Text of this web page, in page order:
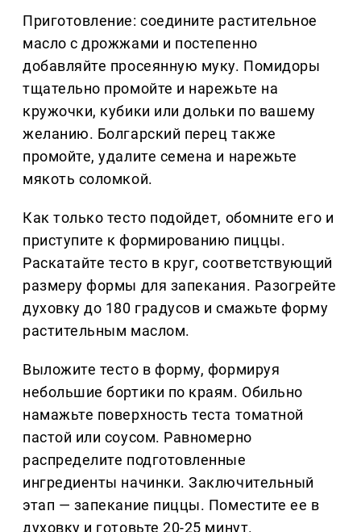
Приготовление: соедините растительное
масло с дрожжами и постепенно
добавляйте просеянную муку. Помидоры
тщательно промойте и нарежьте на
кружочки, кубики или дольки по вашему
желанию. Болгарский перец также
промойте, удалите семена и нарежьте
мякоть соломкой.
Как только тесто подойдет, обомните его и
приступите к формированию пиццы.
Раскатайте тесто в круг, соответствующий
размеру формы для запекания. Разогрейте
духовку до 180 градусов и смажьте форму
растительным маслом.
Выложите тесто в форму, формируя
небольшие бортики по краям. Обильно
намажьте поверхность теста томатной
пастой или соусом. Равномерно
распределите подготовленные
ингредиенты начинки. Заключительный
этап — запекание пиццы. Поместите ее в
духовку и готовьте 20-25 минут.